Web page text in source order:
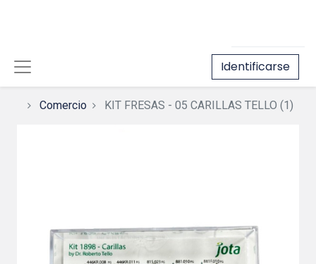
Identificarse
Comercio KIT FRESAS - 05 CARILLAS TELLO (1)